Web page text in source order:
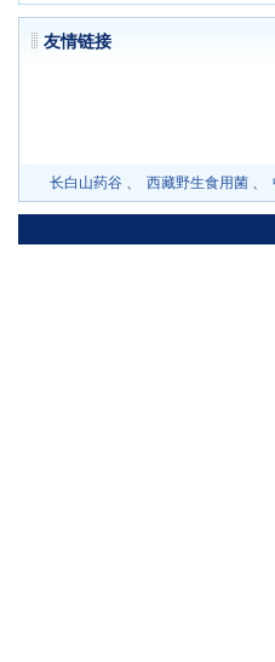
友
长白山药谷 、 西藏野生食用菌 、